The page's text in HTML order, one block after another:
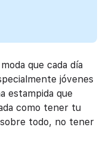
que cada día
jóvenes
estampida que
como tener tu
todo, no tener